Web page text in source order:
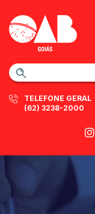
TELEFONE GERAL
(62) 3238-2000